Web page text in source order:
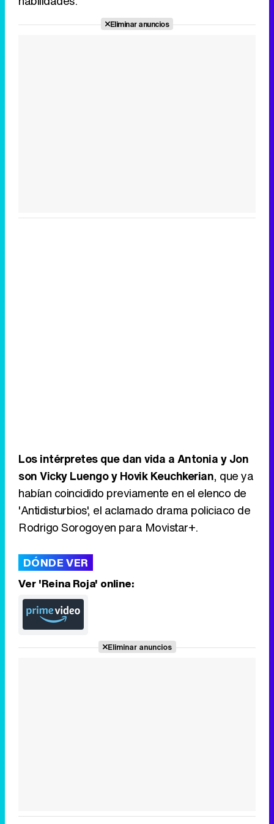
Eliminar anuncios
Los intérpretes que dan vida a Antonia y Jon
son Vicky Luengo y Hovik Keuchkerian, que ya
habían coincidido previamente en el elenco de
'Antidisturbios', el aclamado drama policiaco de
Rodrigo Sorogoyen para Movistar+.
DÓNDE VER
Ver 'Reina Roja' online:
Eliminar anuncios